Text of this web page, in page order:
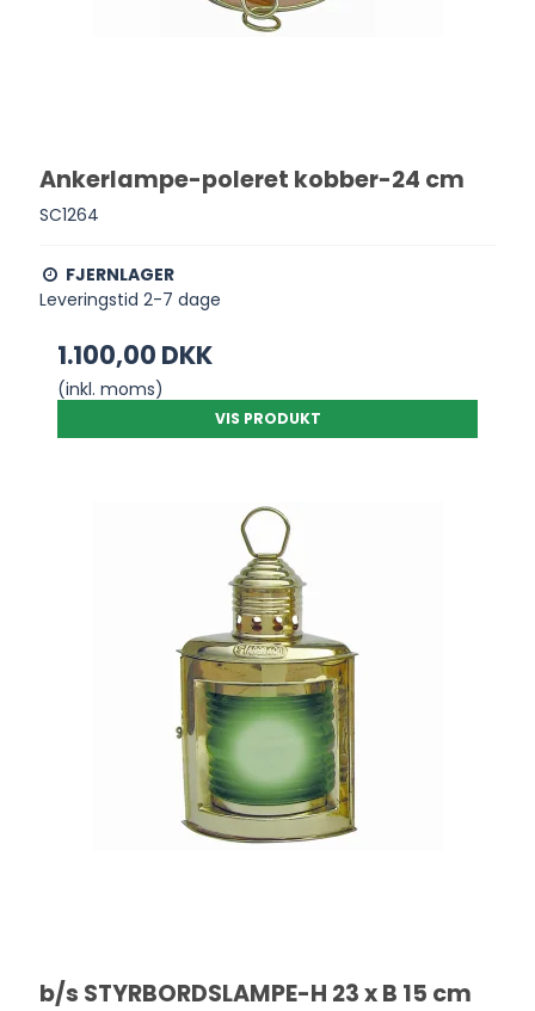
Ankerlampe-poleret kobber-24 cm
SC1264
FJERNLAGER
Leveringstid 2-7 dage
1.100,00 DKK
(inkl. moms)
VIS PRODUKT
b/s STYRBORDSLAMPE-H 23 x B 15 cm